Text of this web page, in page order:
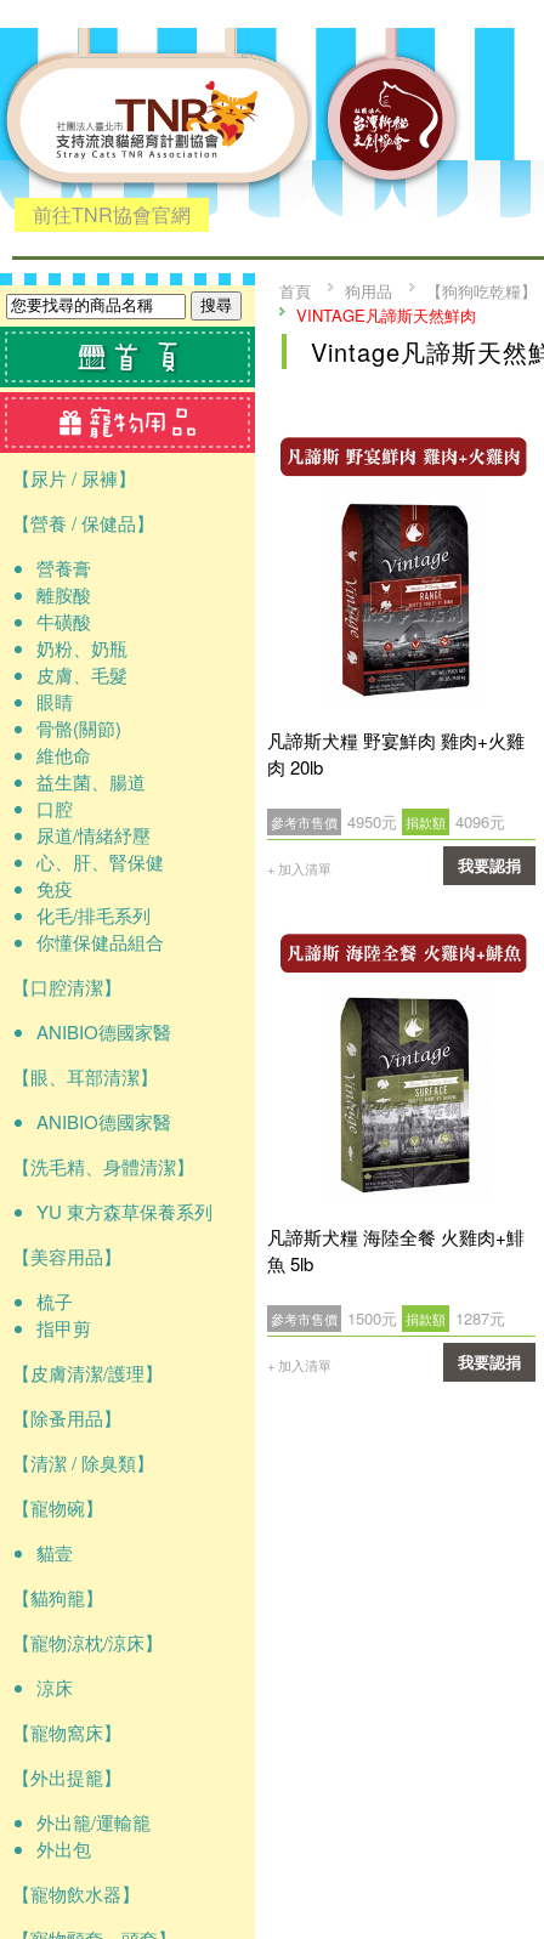
前往TNR協會官網
【尿片 / 尿褲】
【營養 / 保健品】
營養膏
離胺酸
牛磺酸
奶粉、奶瓶
皮膚、毛髮
眼睛
骨骼(關節)
維他命
益生菌、腸道
口腔
尿道/情緒紓壓
心、肝、腎保健
免疫
化毛/排毛系列
你懂保健品組合
【口腔清潔】
ANIBIO德國家醫
【眼、耳部清潔】
ANIBIO德國家醫
【洗毛精、身體清潔】
YU 東方森草保養系列
【美容用品】
梳子
指甲剪
【皮膚清潔/護理】
【除蚤用品】
【清潔 / 除臭類】
【寵物碗】
貓壹
【貓狗籠】
【寵物涼枕/涼床】
涼床
【寵物窩床】
【外出提籠】
外出籠/運輸籠
外出包
【寵物飲水器】
首頁 狗用品
【狗狗吃乾糧】
VINTAGE凡諦斯天然鮮肉
Vintage凡諦斯天然
凡諦斯犬糧 野宴鮮肉 雞肉+火雞
肉 20lb
參考市售價 4950元 捐款額 4096元
+ 加入清單 我要認捐
凡諦斯犬糧 海陸全餐 火雞肉+鯡
魚 5lb
參考市售價 1500元 捐款額 1287元
+ 加入清單 我要認捐